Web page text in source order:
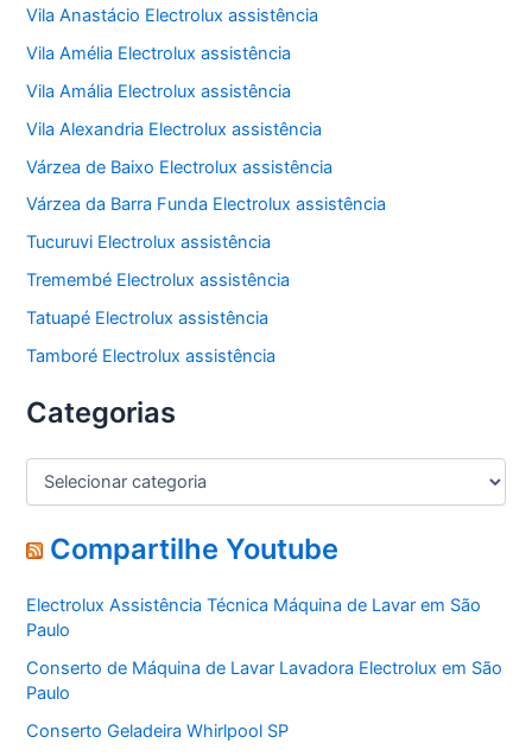
Vila Anastácio Electrolux assistência
Vila Amélia Electrolux assistência
Vila Amália Electrolux assistência
Vila Alexandria Electrolux assistência
Várzea de Baixo Electrolux assistência
Várzea da Barra Funda Electrolux assistência
Tucuruvi Electrolux assistência
Tremembé Electrolux assistência
Tatuapé Electrolux assistência
Tamboré Electrolux assistência
Categorias
C
e
g
r
i
a
s
Compartilhe Youtube
Electrolux Assistência Técnica Máquina de Lavar em São
Paulo
Conserto de Máquina de Lavar Lavadora Electrolux em São
Paulo
Conserto Geladeira Whirlpool SP